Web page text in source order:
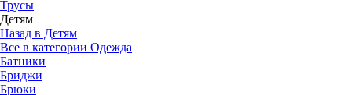
Трусы
Детям
Назад в Детям
Все в категории Одежда
Батники
Бриджи
Брюки